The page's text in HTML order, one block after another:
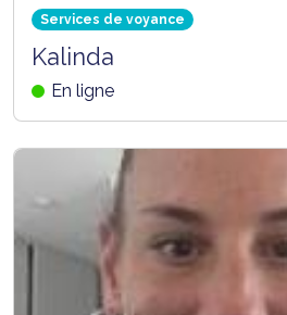
Services de voyance
Kalinda
En ligne